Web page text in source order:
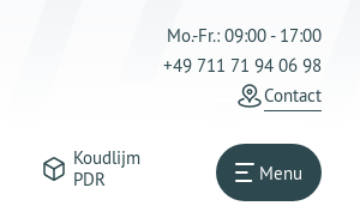
Mo.-Fr.: 09:00 - 17:00
+49 711 71 94 06 98
Contact
Koudlijm
PDR
Menu